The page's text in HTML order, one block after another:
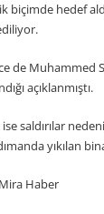
biçimde hedef
de Muhammed
açıklanmıştı.
ise saldırılar
yıkılan
Haber